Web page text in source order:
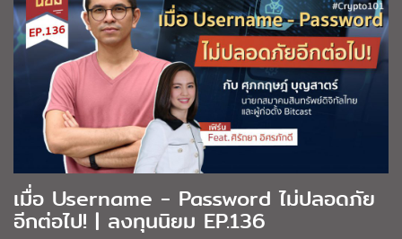
เมื่อ Username - Password ไม่ปลอดภัย
อีกต่อไป! | ลงทุนนิยม EP.136